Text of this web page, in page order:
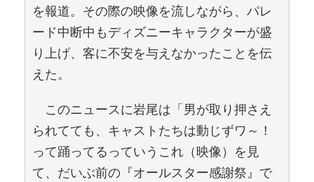
を報道。その際の映像を流しながら、パレ
ード中断中もディズニーキャラクターが盛
り上げ、客に不安を与えなかったことを伝
えた。
このニュースに岩尾は「男が取り押さえ
られてても、キャストたちは動じずワ～！
って踊ってるっていうこれ（映像）を見
て、だいぶ前の『オールスター感謝祭』で